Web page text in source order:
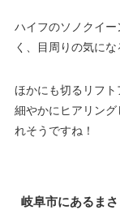
ハイフのソノクイ
く、目周りの気に
ほかにも切るリフ
細やかにヒアリン
れそうですね！
岐阜市にあるま